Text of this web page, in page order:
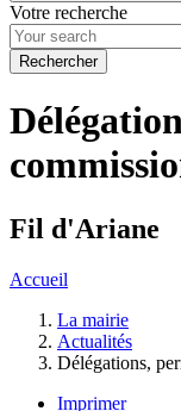
Votre recherche
Fil d'Ariane
Accueil
La mairie
Actualités
Délégations,
Imprimer